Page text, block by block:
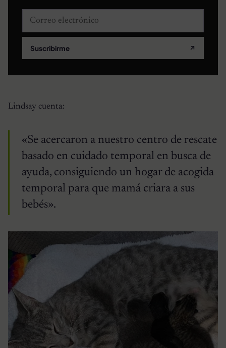
Correo electrónico
Suscribirme ↗
Lindsay cuenta:
«Se acercaron a nuestro centro de rescate
basado en cuidado temporal en busca de
ayuda, consiguiendo un hogar de acogida
temporal para que mamá criara a sus
bebés».